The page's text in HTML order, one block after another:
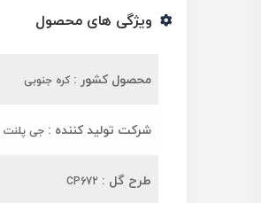
ویژگی های محصول
محصول کشور : کره جنوبی
شرکت تولید کننده : جی پلنت
طرح گل : CP672